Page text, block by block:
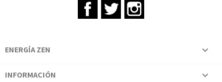
FacebookTwitter
ENERGÍA ZEN 
INFORMACIÓN 